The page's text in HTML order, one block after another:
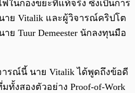
ฟในกองขยะที่แท้จริง ซึ่งเป็นการ
าย Vitalik และผู้วิจารณ์คริปโต
ย Tuur Demeester นักลงทุนมือ
รณ์นี้ นาย Vitalik ได้พูดถึงข้อดี
ทั้งสองตัวอย่าง Proof-of-Work